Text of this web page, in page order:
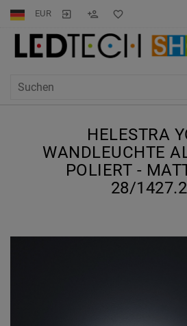
EUR
HELESTRA
WANDLEUCHTE
POLIERT -
8/1427.25